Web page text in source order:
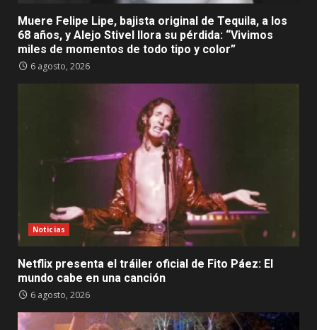
Muere Felipe Lipe, bajista original de Tequila, a los
68 años, y Alejo Stivel llora su pérdida: “Vivimos
miles de momentos de todo tipo y color”
6 agosto, 2026
Noticias
Netflix presenta el tráiler oficial de Fito Páez: El
mundo cabe en una canción
6 agosto, 2026